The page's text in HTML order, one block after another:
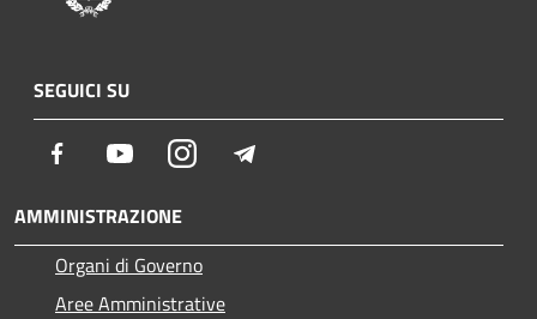
SEGUICI SU
Facebook YoutubeInstagram
AMMINISTRAZIONE
Organi di Governo
Aree Amministrative